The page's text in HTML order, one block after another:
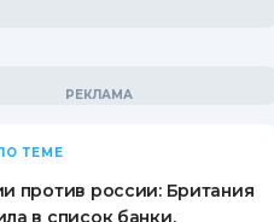
ТЕМЕ
против россии: Британия
в список банки,